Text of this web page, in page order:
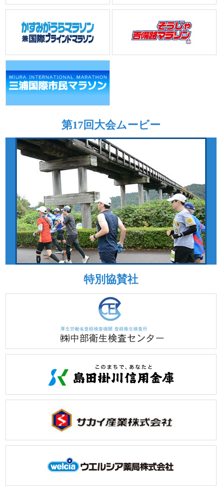
第17回大会ムービー
特別協賛社